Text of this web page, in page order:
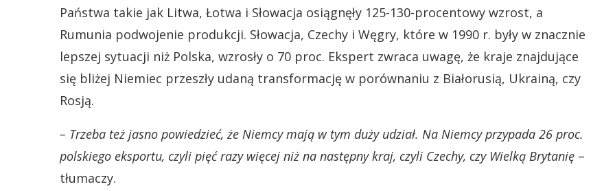
Państwa takie jak Litwa, Łotwa i Słowacja osiągnęły 125-130-procentowy wzrost, a
Rumunia podwojenie produkcji. Słowacja, Czechy i Węgry, które w 1990 r. były w znacznie
lepszej sytuacji niż Polska, wzrosły o 70 proc. Ekspert zwraca uwagę, że kraje znajdujące
się bliżej Niemiec przeszły udaną transformację w porównaniu z Białorusią, Ukrainą, czy
Rosją.
– Trzeba też jasno powiedzieć, że Niemcy mają w tym duży udział. Na Niemcy przypada 26 proc.
polskiego eksportu, czyli pięć razy więcej niż na następny kraj, czyli Czechy, czy Wielką Brytanię –
tłumaczy.